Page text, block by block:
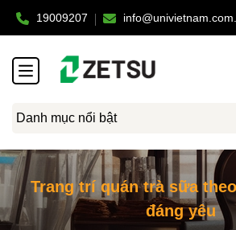
19009207
Danh mục nổi bật
Trang trí quán trà sữa
đáng yêu